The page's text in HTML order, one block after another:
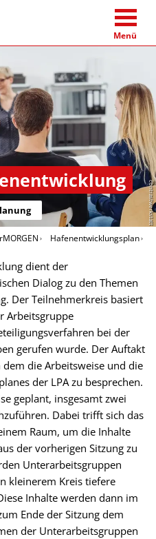
Menü
contrastwerkstatt
Hafenentwicklungsplan
dient der
Dialog zu den Themen
Der Teilnehmerkreis basiert
Arbeitsgruppe
bei der
gerufen wurde. Der Auftakt
die Arbeitsweise und die
der LPA zu besprechen.
geplant, insgesamt zwei
Dabei trifft sich das
Raum, um die Inhalte
der vorherigen Sitzung zu
Unterarbeitsgruppen
kleinerem Kreis tiefere
Inhalte werden dann im
Ende der Sitzung dem
der Unterarbeitsgruppen